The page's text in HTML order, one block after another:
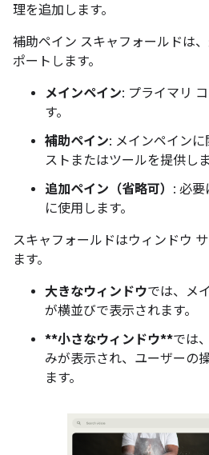
理を追加します。
補助ペイン スキャフォールドは
ポートします。
メインペイン: プライマリ
す。
補助ペイン: メインペイン
ストまたはツールを提供しま
追加ペイン（省略可） : 必
に使用します。
スキャフォールドはウィンドウ
ます。
大きなウィンドウでは、メ
が横並びで表示されます。
**小さなウィンドウ**では
みが表示され、ユーザーの
ます。